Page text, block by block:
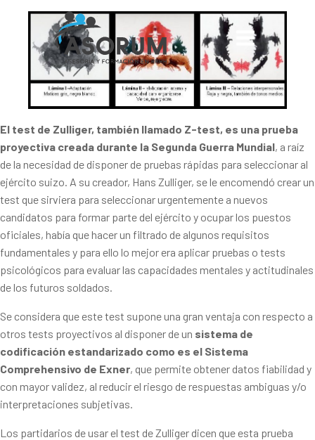
El test de Zulliger, también llamado Z-test, es una prueba
proyectiva creada durante la Segunda Guerra Mundial, a raíz
de la necesidad de disponer de pruebas rápidas para seleccionar al
ejército suizo. A su creador, Hans Zulliger, se le encomendó crear un
test que sirviera para seleccionar urgentemente a nuevos
candidatos para formar parte del ejército y ocupar los puestos
oficiales, había que hacer un filtrado de algunos requisitos
fundamentales y para ello lo mejor era aplicar pruebas o tests
psicológicos para evaluar las capacidades mentales y actitudinales
de los futuros soldados.
Se considera que este test supone una gran ventaja con respecto a
otros tests proyectivos al disponer de un sistema de
codificación estandarizado como es el Sistema
Comprehensivo de Exner, que permite obtener datos fiabilidad y
con mayor validez, al reducir el riesgo de respuestas ambiguas y/o
interpretaciones subjetivas.
Los partidarios de usar el test de Zulliger dicen que esta prueba